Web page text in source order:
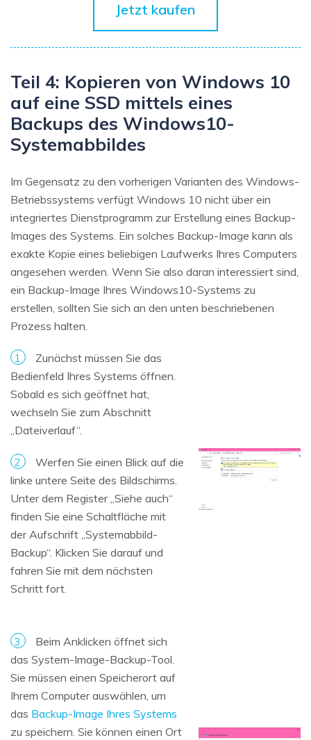
Jetzt kaufen
Teil 4: Kopieren von Windows 10
auf eine SSD mittels eines
Backups des Windows10-
Systemabbildes
Im Gegensatz zu den vorherigen Varianten des Windows-
Betriebssystems verfügt Windows 10 nicht über ein
integriertes Dienstprogramm zur Erstellung eines Backup-
Images des Systems. Ein solches Backup-Image kann als
exakte Kopie eines beliebigen Laufwerks Ihres Computers
angesehen werden. Wenn Sie also daran interessiert sind,
ein Backup-Image Ihres Windows10-Systems zu
erstellen, sollten Sie sich an den unten beschriebenen
Prozess halten.
1.
Zunächst müssen Sie das
Bedienfeld Ihres Systems öffnen.
Sobald es sich geöffnet hat,
wechseln Sie zum Abschnitt
„Dateiverlauf“.
2.
Werfen Sie einen Blick auf die
linke untere Seite des Bildschirms.
Unter dem Register „Siehe auch“
finden Sie eine Schaltfläche mit
der Aufschrift „Systemabbild-
Backup“. Klicken Sie darauf und
fahren Sie mit dem nächsten
Schritt fort.
3.
Beim Anklicken öffnet sich
das System-Image-Backup-Tool.
Sie müssen einen Speicherort auf
Ihrem Computer auswählen, um
das Backup-Image Ihres Systems
zu speichern. Sie können einen Ort